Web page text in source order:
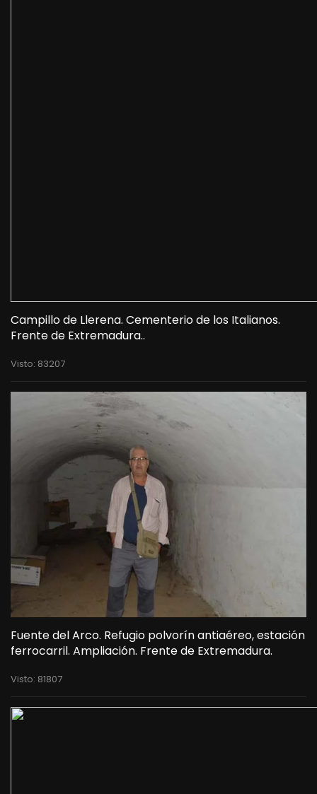
Campillo de Llerena. Cementerio de los Italianos.
Frente de Extremadura..
Visto: 83207
Fuente del Arco. Refugio polvorín antiaéreo, estación
ferrocarril. Ampliación. Frente de Extremadura.
Visto: 81807